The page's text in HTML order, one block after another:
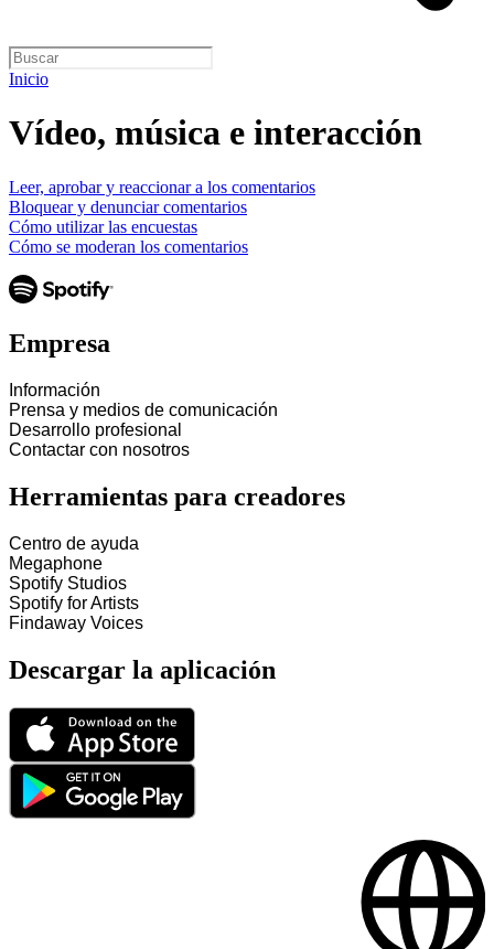
Inicio
Vídeo, música e interacción
Leer, aprobar y reaccionar a los comentarios
Bloquear y denunciar comentarios
Cómo utilizar las encuestas
Cómo se moderan los comentarios
Empresa
Información
Prensa y medios de comunicación
Desarrollo profesional
Contactar con nosotros
Herramientas para creadores
Centro de ayuda
Megaphone
Spotify Studios
Spotify for Artists
Findaway Voices
Descargar la aplicación